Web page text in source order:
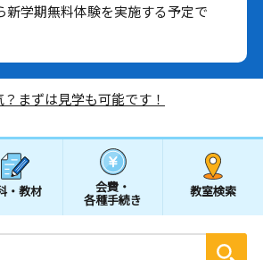
新学期無料体験を実施する予定で
まずは見学も可能です！
・教材 会費・
各種手続き
教室検索